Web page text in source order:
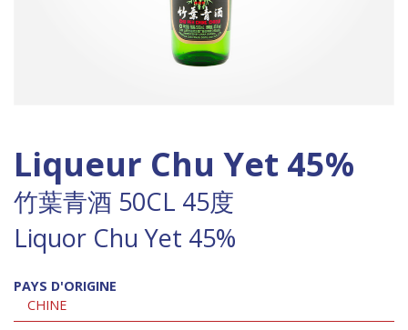
Liqueur Chu Yet 45%
竹葉青酒 50CL 45度
Liquor Chu Yet 45%
PAYS D'ORIGINE
CHINE